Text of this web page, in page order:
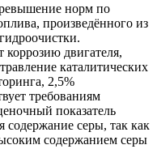
норм по
произведённого из
коррозию двигателя,
каталитических
2,5%
требованиям
показатель
содержание серы, так как
содержанием серы